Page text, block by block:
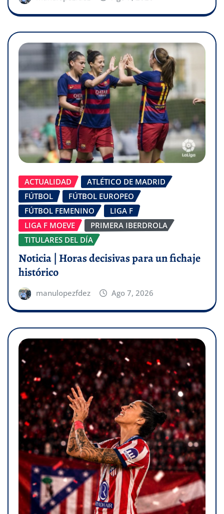
ACTUALIDAD
ATLÉTICO DE MADRID
FÚTBOL
FÚTBOL EUROPEO
FÚTBOL FEMENINO
LIGA F
LIGA F MOEVE
PRIMERA IBERDROLA
TITULARES DEL DÍA
Noticia | Horas decisivas para un fichaje
histórico
manulopezfdez Ago 7, 2026